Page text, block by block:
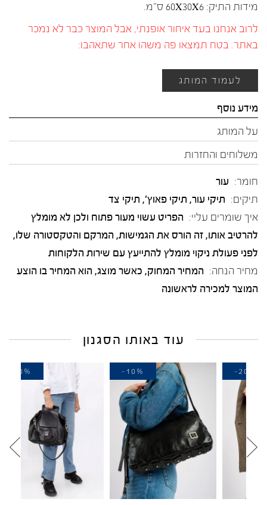
מידות התיק: 60X30X6 ס"מ.
לרוב אנחנו בעד איחור אופנתי, אבל המוצר כבר לא נמכר
באתר. בטח תמצאו פה משהו אחר שתאהבו:
לעמוד המותג
מידע נוסף
על המותג
משלוחים והחזרות
חומר: עור
תיקים: תיקי עור, תיקי פאוץ', תיקי צד
איך שומרים עליי: הפריט עשוי מעור פתוח ולכן לא מומלץ
להרטיב אותו, זה הורס את הגמישות, המרקם והטקסטורה שלו,
לפני פעולת ניקוי מומלץ להתייעץ עם שירות הלקוחות
מחיר הנחה: המחיר המחוק, כאשר מוצג, הוא המחיר בו הוצע
המוצר למכירה לראשונה
עוד באותו הסגנון
-10%
-30%